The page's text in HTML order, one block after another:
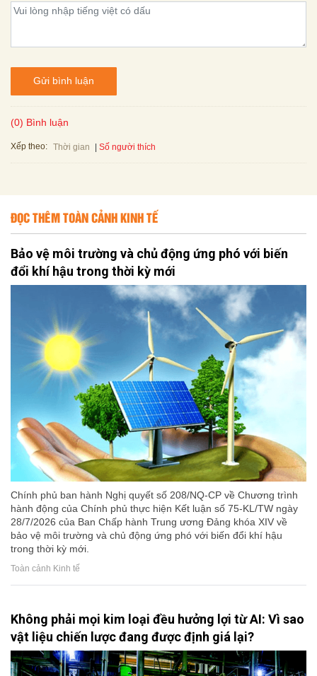
Gửi bình luận
(0) Bình luận
Xếp theo: Thời gian Số người thích
ĐỌC THÊM TOÀN CẢNH KINH TẾ
Bảo vệ môi trường và chủ động ứng phó với biến
đổi khí hậu trong thời kỳ mới
Chính phủ ban hành Nghị quyết số 208/NQ-CP về Chương trình
hành động của Chính phủ thực hiện Kết luận số 75-KL/TW ngày
28/7/2026 của Ban Chấp hành Trung ương Đảng khóa XIV về
bảo vệ môi trường và chủ động ứng phó với biến đổi khí hậu
trong thời kỳ mới.
Toàn cảnh Kinh tế
Không phải mọi kim loại đều hưởng lợi từ AI: Vì sao
vật liệu chiến lược đang được định giá lại?